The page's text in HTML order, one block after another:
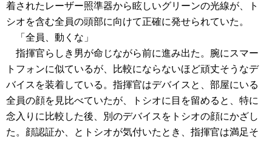
着されたレーザー照準器から眩しいグリーンの光線が、ト
シオを含む全員の頭部に向けて正確に発せられていた。
「全員、動くな」
指揮官らしき男が命じながら前に進み出た。腕にスマー
トフォンに似ているが、比較にならないほど頑丈そうなデ
バイスを装着している。指揮官はデバイスと、部屋にいる
全員の顔を見比べていたが、トシオに目を留めると、特に
念入りに比較した後、別のデバイスをトシオの顔にかざし
た。顔認証か、とトシオが気付いたとき、指揮官は満足そ